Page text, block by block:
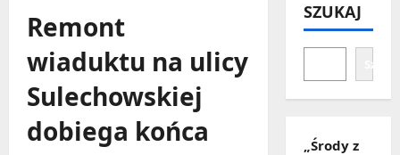
Remont
wiaduktu na ulicy
Sulechowskiej
dobiega końca
SZUKAJ
„Środy z